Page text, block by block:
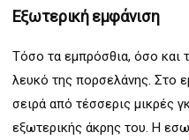
Εξωτερική εμφάνιση
Τόσο τα εμπρόσθια, όσο και
λευκό της πορσελάνης. Στο
σειρά από τέσσερις μικρές
εξωτερικής άκρης του. Η